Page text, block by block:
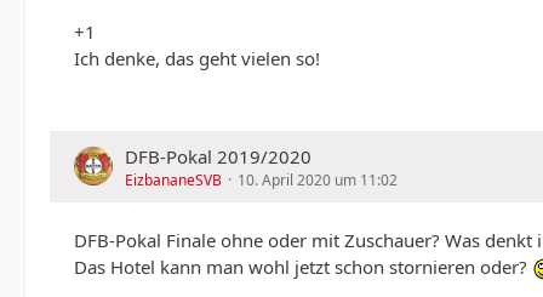
+1
Ich denke, das geht vielen so!
DFB-Pokal 2019/2020
EizbananeSVB 10. April 2020 um 11:02
DFB-Pokal Finale ohne oder mit Zuschauer? Was denkt
Das Hotel kann man wohl jetzt schon stornieren oder?